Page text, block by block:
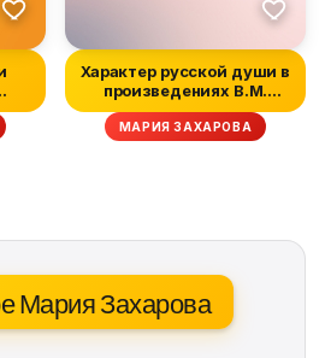
Характер русской души в
произведениях В.М.
Шукшина
МАРИЯ ЗАХАРОВА
Мария Захарова